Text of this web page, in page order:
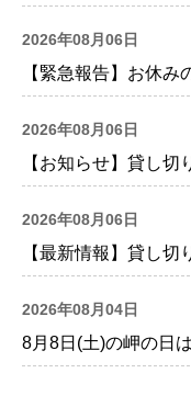
2026年08月06日
【緊急報告】お休み
2026年08月06日
【お知らせ】貸し切
2026年08月06日
【最新情報】貸し切
2026年08月04日
8月8日(土)の岬の日